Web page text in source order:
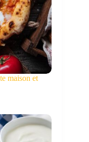
maison et